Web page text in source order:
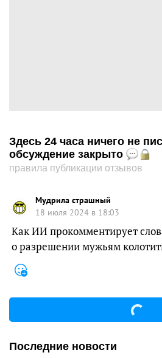
Здесь 24 часа ничего не
обсуждение закрыто
правила публикации отзывов
Мудрила страшный
18 июля 2024 в 18:03
Как ИИ прокомментирует
о разрешении мужьям
Последние новости